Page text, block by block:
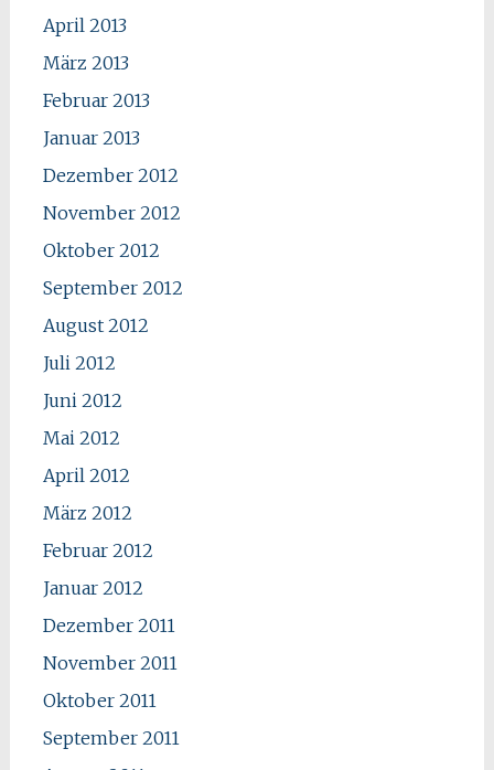
April 2013
März 2013
Februar 2013
Januar 2013
Dezember 2012
November 2012
Oktober 2012
September 2012
August 2012
Juli 2012
Juni 2012
Mai 2012
April 2012
März 2012
Februar 2012
Januar 2012
Dezember 2011
November 2011
Oktober 2011
September 2011